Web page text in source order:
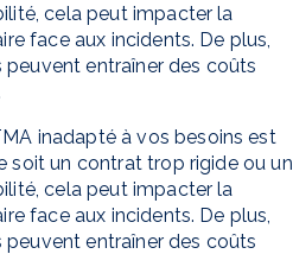
cela peut impacter la
face aux incidents. De plus,
entraîner des coûts
inadapté à vos besoins est
soit un contrat trop rigide ou un
cela peut impacter la
face aux incidents. De plus,
entraîner des coûts